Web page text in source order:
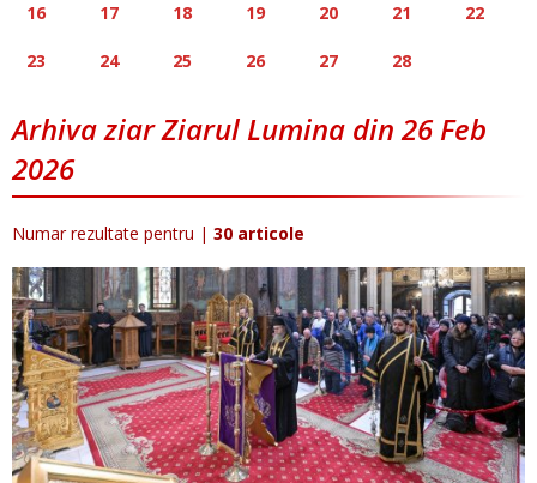
16 17 18 19 20 21 22
23 24 25 26 27 28
Arhiva ziar Ziarul Lumina din 26 Feb
2026
Numar rezultate pentru | 30 articole